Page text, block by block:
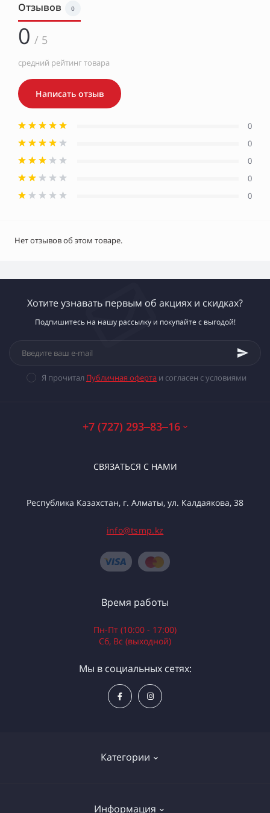
Отзывов 0
0 / 5
средний рейтинг товара
Написать отзыв
0
0
0
0
0
Нет отзывов об этом товаре.
Хотите узнавать первым об акциях и скидках?
Подпишитесь на нашу рассылку и покупайте с выгодой!
Я прочитал Публичная оферта и согласен с условиями
+7 (727) 293‒83‒16
СВЯЗАТЬСЯ С НАМИ
Республика Казахстан, г. Алматы, ул. Калдаякова, 38
info@tsmp.kz
Категории
Электроинструменты
Информация
Время работы
Пн-Пт (10:00 - 17:00)
Сб, Вс (выходной)
Мы в социальных сетях: